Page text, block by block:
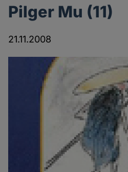
Pilger Mu (11)
21.11.2008